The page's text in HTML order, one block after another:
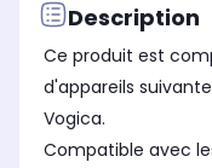
Description
Ce produit est
d'appareils
Vogica.
Compatible avec les